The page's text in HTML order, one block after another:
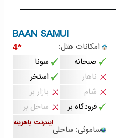
BAAN SAMUI
امکانات هتل: *4
صبحانه
سونا
ناهار
استخر
شام
بازار بر
فرودگاه بر
ساحل بر
اینترنت باهزینه
ساموئی: ساحلی